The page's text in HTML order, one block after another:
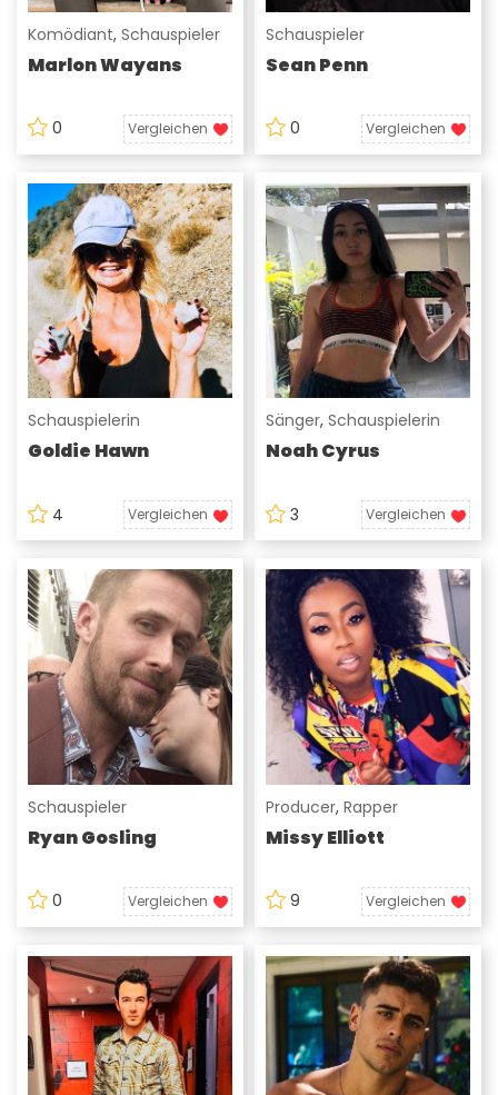
Komödiant, Schauspieler
Marlon Wayans
0 Vergleichen
Schauspieler
Sean Penn
0 Vergleichen
Schauspielerin
Goldie Hawn
4 Vergleichen
Sänger, Schauspielerin
Noah Cyrus
3 Vergleichen
Schauspieler
Ryan Gosling
0 Vergleichen
Producer, Rapper
Missy Elliott
9 Vergleichen